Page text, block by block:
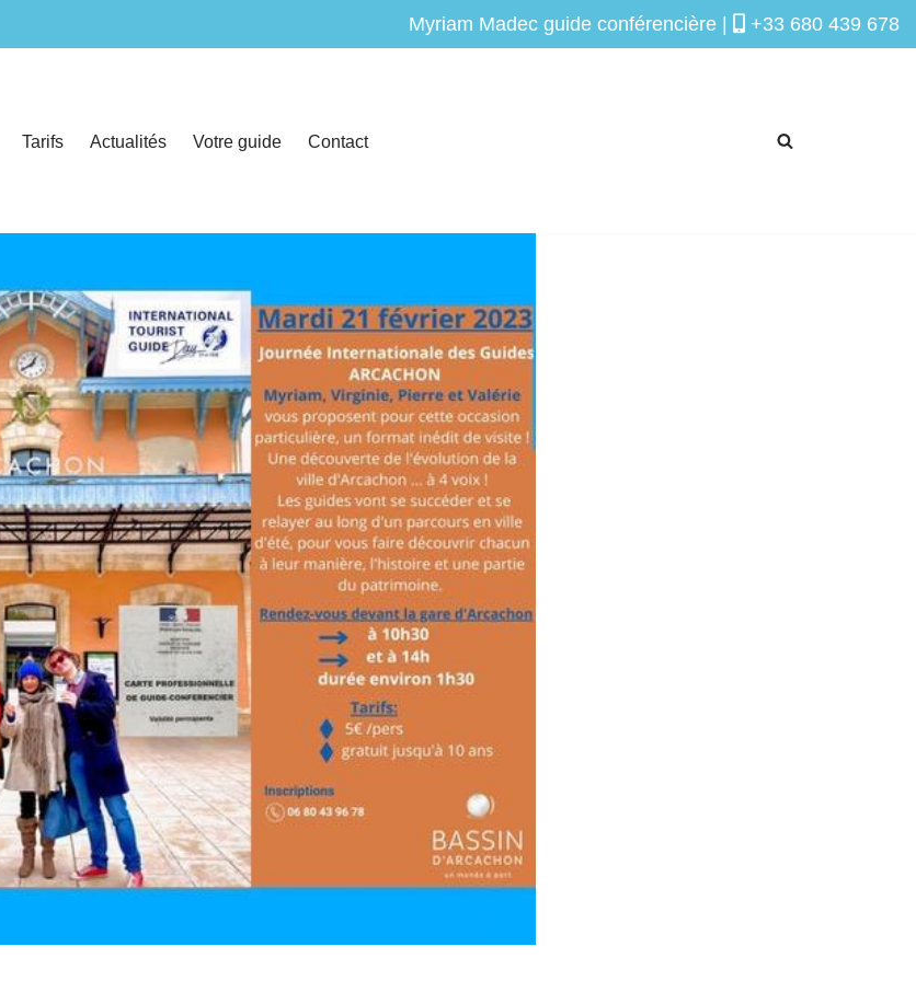
Myriam Madec guide conférencière | +33 680 439 678
Tarifs Actualités Votre guide Contact